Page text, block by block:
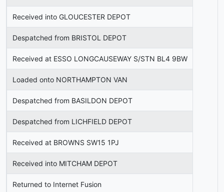
Received into GLOUCESTER DEPOT
Despatched from BRISTOL DEPOT
Received at ESSO LONGCAUSEWAY S/STN BL4 9BW
Loaded onto NORTHAMPTON VAN
Despatched from BASILDON DEPOT
Despatched from LICHFIELD DEPOT
Received at BROWNS SW15 1PJ
Received into MITCHAM DEPOT
Returned to Internet Fusion